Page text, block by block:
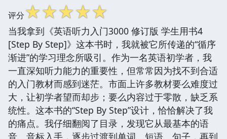
评分☆☆☆☆☆
当我拿到《英语听力入门3000 修订版 学生用书4
[Step By Step]》这本书时，我就被它所传递的“循序
渐进”的学习理念所吸引。作为一名英语初学者，我
一直深知听力能力的重要性，但常常因为找不到合适
的入门教材而感到迷茫。市面上许多教材要么难度过
大，让初学者望而却步；要么内容过于零散，缺乏系
统性。这本书的“Step By Step”设计，恰恰解决了我
的痛点。我仔细翻阅了目录，发现它从最基本的语
音、音标入手，逐步过渡到单词、短语、句子，再到